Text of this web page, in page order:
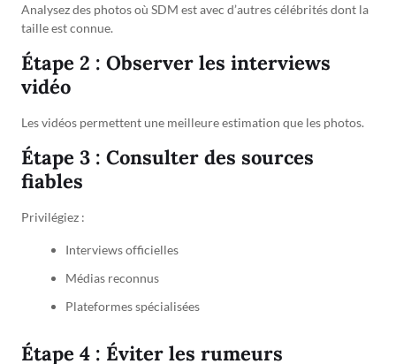
Analysez des photos où SDM est avec d’autres célébrités dont la
taille est connue.
Étape 2 : Observer les interviews
vidéo
Les vidéos permettent une meilleure estimation que les photos.
Étape 3 : Consulter des sources
fiables
Privilégiez :
Interviews officielles
Médias reconnus
Plateformes spécialisées
Étape 4 : Éviter les rumeurs